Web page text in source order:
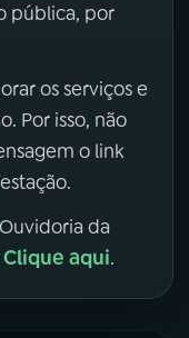
pública, por
os serviços e
Por isso, não
o link
da
Clique aqui.